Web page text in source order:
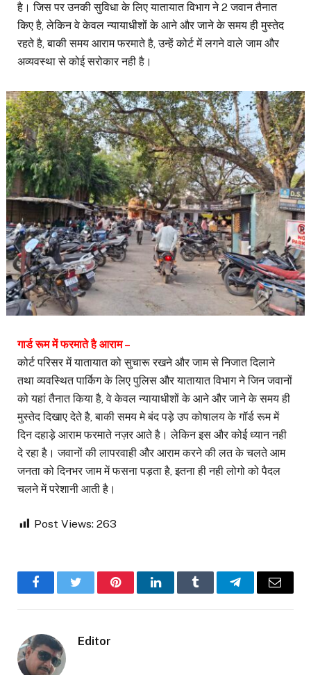
है। जिस पर उनकी सुविधा के लिए यातायात विभाग ने 2 जवान तैनात
किए है, लेकिन वे केवल न्यायाधीशों के आने और जाने के समय ही मुस्तेद
रहते है, बाकी समय आराम फरमाते है, उन्हें कोर्ट में लगने वाले जाम और
अव्यवस्था से कोई सरोकार नही है।
गार्ड रूम में फरमाते है आराम –
कोर्ट परिसर में यातायात को सुचारू रखने और जाम से निजात दिलाने
तथा व्यवस्थित पार्किग के लिए पुलिस और यातायात विभाग ने जिन जवानों
को यहां तैनात किया है, वे केवल न्यायाधीशों के आने और जाने के समय ही
मुस्तेद दिखाए देते है, बाकी समय मे बंद पड़े उप कोषालय के गॉर्ड रूम में
दिन दहाड़े आराम फरमाते नज़र आते है। लेकिन इस और कोई ध्यान नही
दे रहा है। जवानों की लापरवाही और आराम करने की लत के चलते आम
जनता को दिनभर जाम में फसना पड़ता है, इतना ही नही लोगो को पैदल
चलने में परेशानी आती है।
Post Views: 263
FacebookTwitter PinterestLinkedInTumblr TelegramEmail
Editor